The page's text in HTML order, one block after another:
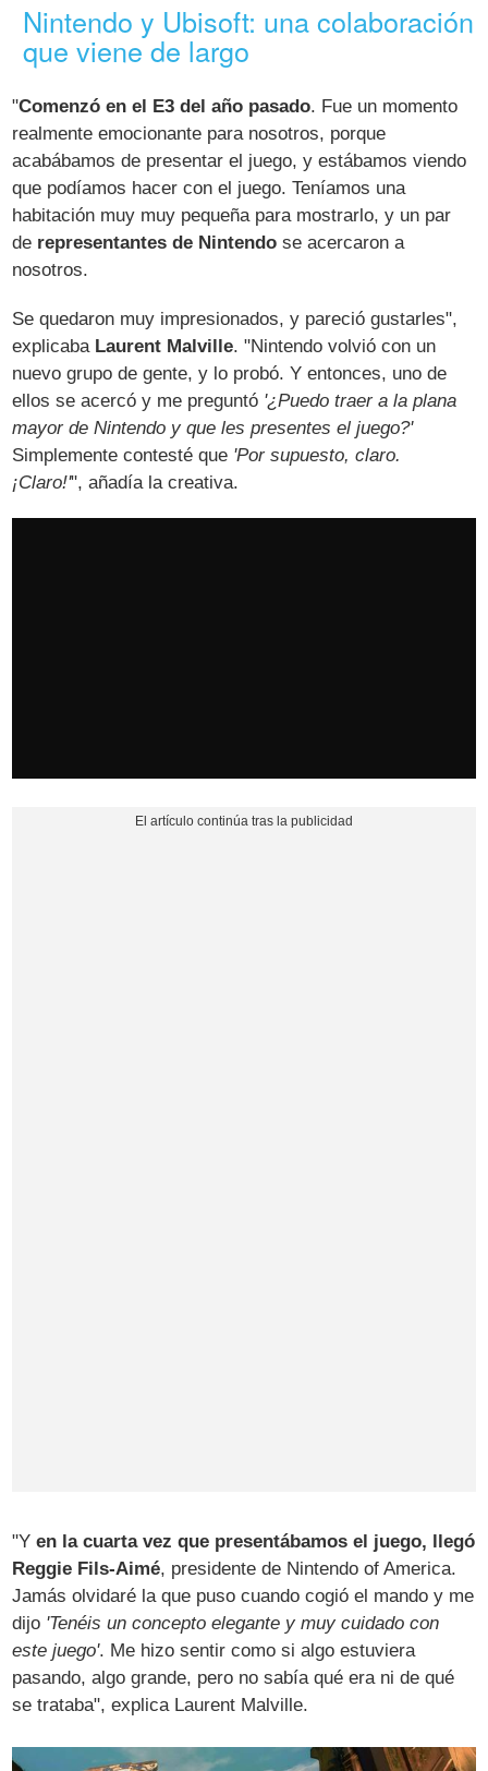
Nintendo y Ubisoft: una colaboración
que viene de largo
"Comenzó en el E3 del año pasado. Fue un momento
realmente emocionante para nosotros, porque
acabábamos de presentar el juego, y estábamos viendo
que podíamos hacer con el juego. Teníamos una
habitación muy muy pequeña para mostrarlo, y un par
de representantes de Nintendo se acercaron a
nosotros.
Se quedaron muy impresionados, y pareció gustarles",
explicaba Laurent Malville. "Nintendo volvió con un
nuevo grupo de gente, y lo probó. Y entonces, uno de
ellos se acercó y me preguntó '¿Puedo traer a la plana
mayor de Nintendo y que les presentes el juego?'
Simplemente contesté que 'Por supuesto, claro.
¡Claro!'", añadía la creativa.
"Yen la cuarta vez que presentábamos el juego, llegó
Reggie Fils-Aimé, presidente de Nintendo of America.
Jamás olvidaré la que puso cuando cogió el mando y me
dijo 'Tenéis un concepto elegante y muy cuidado con
este juego'. Me hizo sentir como si algo estuviera
pasando, algo grande, pero no sabía qué era ni de qué
se trataba", explica Laurent Malville.